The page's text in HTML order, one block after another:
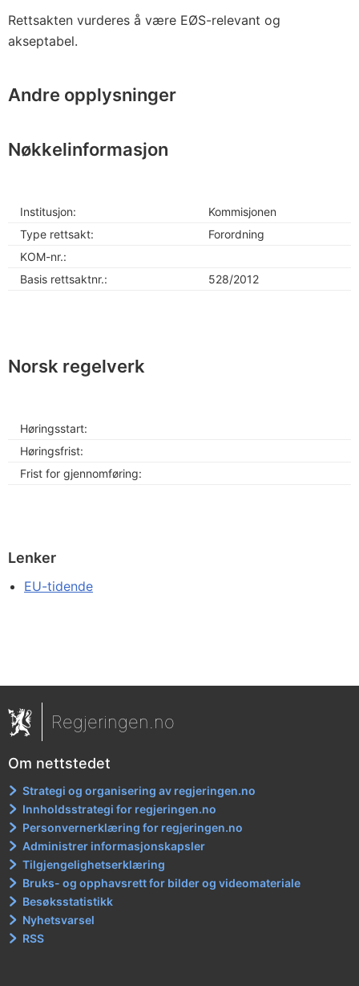
Rettsakten vurderes å være EØS-relevant og
akseptabel.
Andre opplysninger
Nøkkelinformasjon
Institusjon:
Kommisjonen
Type rettsakt:
Forordning
KOM-nr.:
Basis rettsaktnr.:
528/2012
Norsk regelverk
Høringsstart:
Høringsfrist:
Frist for gjennomføring:
Lenker
EU-tidende
Regjeringen.no
Om nettstedet
Strategi og organisering av regjeringen.no
Innholdsstrategi for regjeringen.no
Personvernerklæring for regjeringen.no
Administrer informasjonskapsler
Tilgjengelighetserklæring
Bruks- og opphavsrett for bilder og videomateriale
Besøksstatistikk
Nyhetsvarsel
RSS